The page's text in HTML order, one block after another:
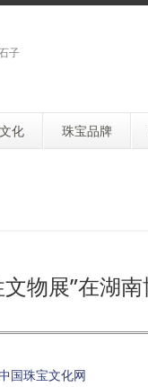
子
化 珠宝品牌
物展”在湖南
国珠宝文化网